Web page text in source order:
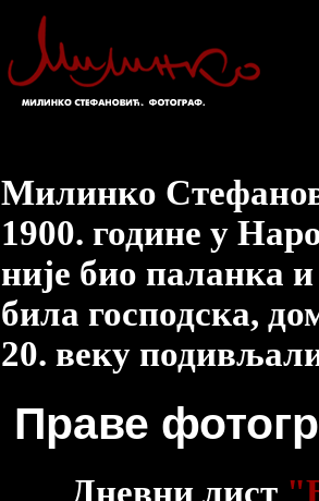
Милинко
1900. године у
није био паланка
била господска,
20. веку
Праве
Дневни лист